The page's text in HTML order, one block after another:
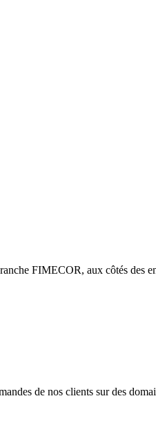
FIMECOR, aux côtés des
de nos clients sur des